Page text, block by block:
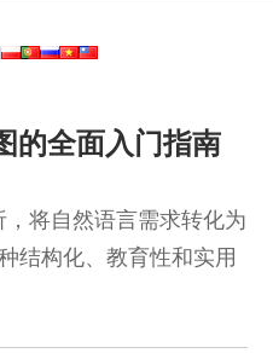
的全面入门指南
将自然语言需求转化为
结构化、教育性和实用